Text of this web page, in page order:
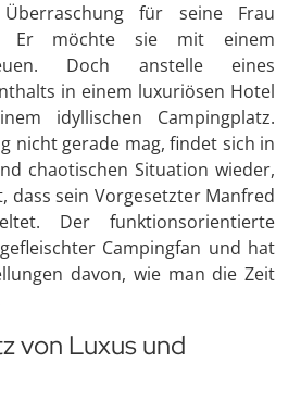
für seine Frau
Er möchte sie mit einem
Doch anstelle eines
in einem luxuriösen Hotel
idyllischen Campingplatz.
nicht gerade mag, findet sich in
chaotischen Situation wieder,
dass sein Vorgesetzter Manfred
Der funktionsorientierte
Campingfan und hat
davon, wie man die Zeit
von Luxus und